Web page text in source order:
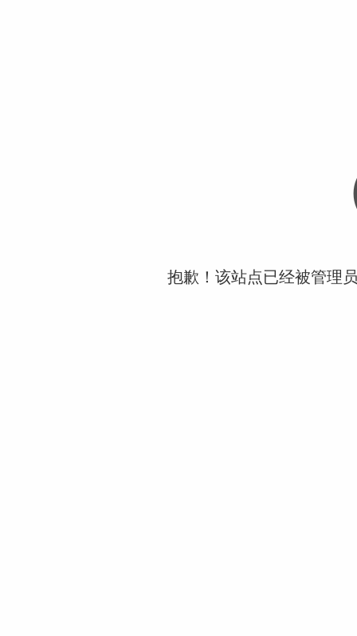
抱歉！该站点已经被管理